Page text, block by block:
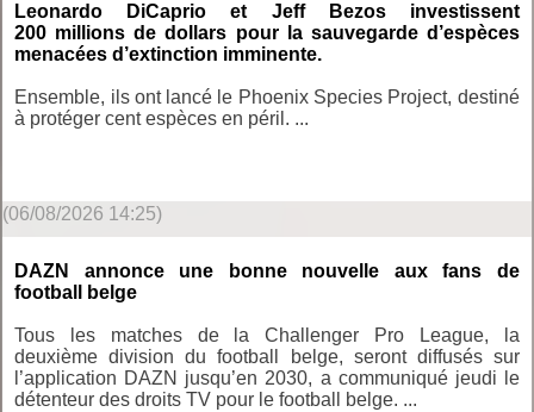
Leonardo DiCaprio et Jeff Bezos investissent
200 millions de dollars pour la sauvegarde d’espèces
menacées d’extinction imminente.
Ensemble, ils ont lancé le Phoenix Species Project, destiné
à protéger cent espèces en péril. ...
(06/08/2026 14:25)
DAZN annonce une bonne nouvelle aux fans de
football belge
Tous les matches de la Challenger Pro League, la
deuxième division du football belge, seront diffusés sur
l’application DAZN jusqu’en 2030, a communiqué jeudi le
détenteur des droits TV pour le football belge. ...